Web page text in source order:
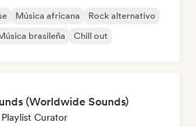
Música africana
Rock alternativo
brasileña Chill out
(Worldwide Sounds)
Curator